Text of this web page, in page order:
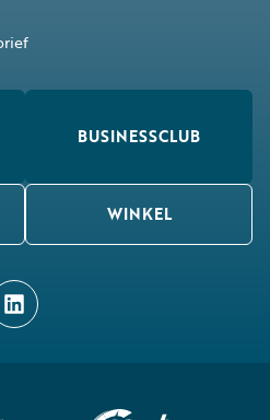
BUSINESSCLUB
WINKEL